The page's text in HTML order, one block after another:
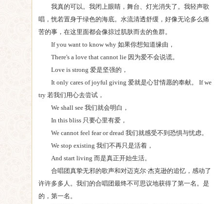
我真的可以。我闭上眼睛，舞台、灯光消失了。我轻声歌
唱，恍若置身于绿色的海底。水流清透舒缓，好像无论多么痛
苦的事，在这里面都会像掠过肌肤而去的鱼群。
If you want to know why 如果你想知道缘由，
There's a love that cannot lie 因为爱不会说谎。
Love is strong 爱是坚强的，
It only cares of joyful giving 爱就是心甘情愿的奉献。 If we
try 若我们用心去尝试，
We shall see 我们就会明白，
In this bliss 只要心里有爱，
We cannot feel fear or dread 我们就感受不到恐惧与忧虑。
We stop existing 我们不再只是活着，
And start living 而是真正开始生活。
合唱团真挚无邪的歌声和对迈克尔·杰克逊的追忆，感动了
许许多多人。我们的合唱团最终不可思议地获得了第一名。是
的，第一名。